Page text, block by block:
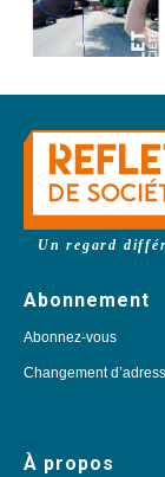
Un regard
Abonnement
Abonnez-vous
Changement
À propos